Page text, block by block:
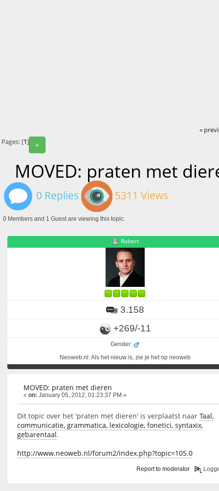
«
+
Pages: [1]
MOVED: praten met
0 Replies 5311 Views
0 Members and 1 Guest are viewing this topic.
Robert
3.158
+269/-11
Gender:
Neoweb.nl: Als het nieuw is, zie je het op neoweb
MOVED: praten met dieren
« on: January 05, 2012, 01:23:37 PM »
Dit topic over het 'praten met dieren' is verplaatst naar Taal,
communicatie, grammatica, lexicologie, fonetici, syntaxix,
gebarentaal.
http://www.neoweb.nl/forum2/index.php?topic=105.0
Report to moderator